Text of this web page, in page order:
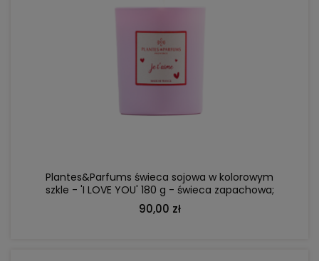
Plantes&Parfums świeca sojowa w kolorowym
szkle - 'I LOVE YOU' 180 g - świeca zapachowa;
malina, piwonia, białe piżmo
90,00 zł
DO KOSZYKA